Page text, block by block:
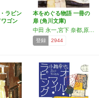
ラビン
ワゴン
本をめぐる物語 一冊の
扉 (角川文庫)
登録 2944